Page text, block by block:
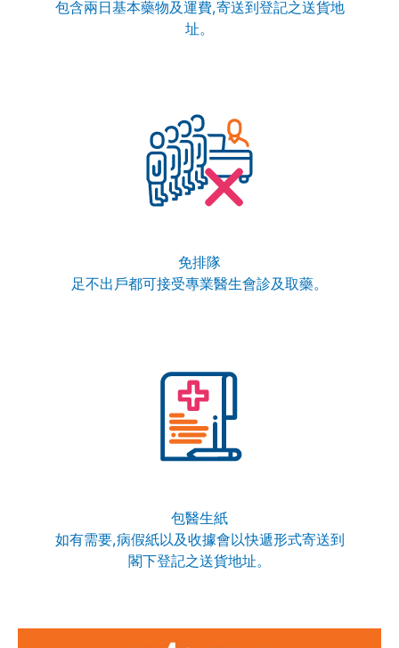
包含兩日基本藥物及運費,寄送到登記之送貨地
址。
免排隊
足不出戶都可接受專業醫生會診及取藥。
包醫生紙
如有需要,病假紙以及收據會以快遞形式寄送到
閣下登記之送貨地址。